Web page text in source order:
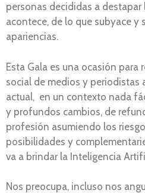
personas decididas a destapar
acontece, de lo que subyace y
apariencias.
Esta Gala es una ocasión para
social de medios y periodistas
actual, en un contexto nada
y profundos cambios, de
profesión asumiendo los
posibilidades y
va a brindar la Inteligencia
Nos preocupa, incluso nos